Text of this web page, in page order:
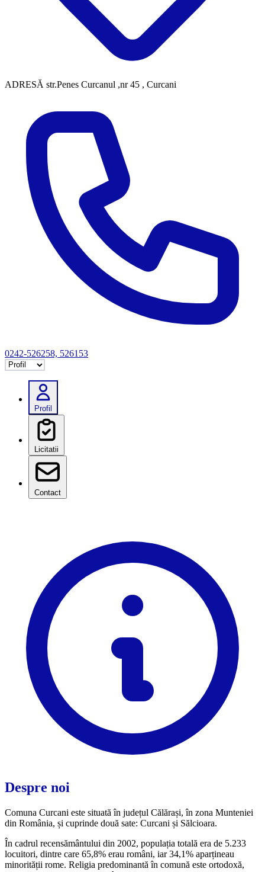
ADRESĂ str.Penes Curcanul ,nr 45 , Curcani
0242-526258, 526153
Selectează tab
Profil
Licitatii
Contact
Despre noi
Comuna Curcani este situată în județul Călărași, în zona Munteniei
din România, și cuprinde două sate: Curcani și Sălcioara.
În cadrul recensământului din 2002, populația totală era de 5.233
locuitori, dintre care 65,8% erau români, iar 34,1% aparțineau
minorității rome. Religia predominantă în comună este ortodoxă,